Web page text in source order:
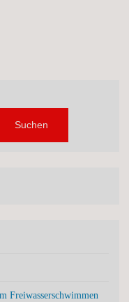
Suchen
Freiwasserschwimmen